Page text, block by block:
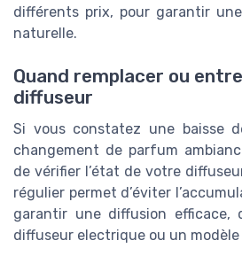
différents prix, pour garantir
naturelle.
Quand remplacer ou
diffuseur
Si vous constatez une baisse
changement de parfum
de vérifier l’état de votre
régulier permet d’éviter
garantir une diffusion efficace,
diffuseur electrique ou un modèle